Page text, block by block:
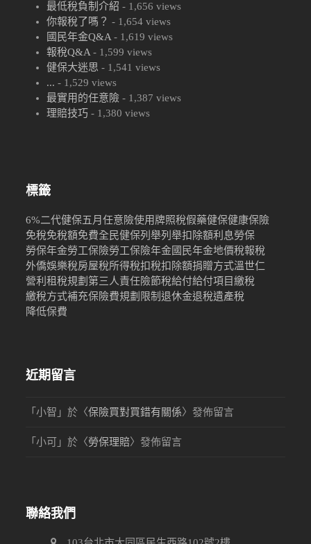
最低稅負制介紹 - 1,656 views
你報稅了嗎？ - 1,654 views
國民年金Q&A- 1,619 views
報稅Q&A- 1,599 views
健保大迷思 - 1,541 views
... - 1,529 views
最實用的任意險 - 1,387 views
理賠技巧 - 1,380 views
標籤
6%二代健保五月任意險使用牌照稅假藥健保健康保險
免稅免稅額免費全民健保列舉列舉扣除額利息勞保
勞保年金勞工保險勞工保險年金國民年金地價稅報稅
外僑娛樂稅房屋稅所得稅扣稅扣除額捐贈方式溫世仁
營利租稅規劃 第三人責任險節稅給付給付項目繳稅
繳稅方式補充保險費規劃限制退休金退稅遺產稅
降低保費
近期留言
「小智 」於〈保險買對買錯有關係〉發佈留言
「小可 」於〈勞保理賠〉發佈留言
聯絡我們